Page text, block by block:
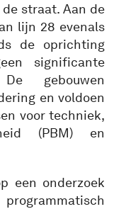
straat. Aan de
lijn 28 evenals
de oprichting
significante
gebouwen
en voldoen
voor techniek,
(PBM) en
een onderzoek